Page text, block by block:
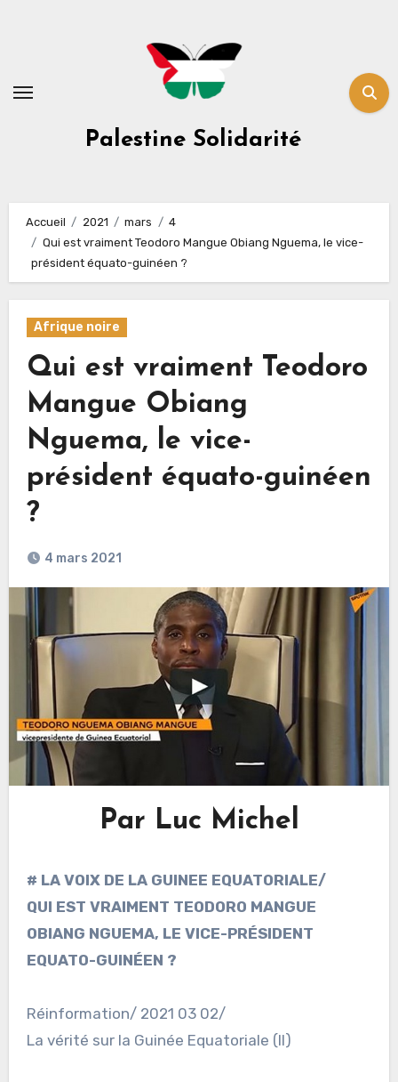
Palestine Solidarité
Accueil 2021 mars
4
Qui est vraiment Teodoro Mangue Obiang Nguema, le vice-
président équato-guinéen ?
Afrique noire
Qui est vraiment Teodoro
Mangue Obiang
Nguema, le vice-
président équato-guinéen
?
4 mars 2021
Par Luc Michel
# LA VOIX DE LA GUINEE EQUATORIALE/
QUI EST VRAIMENT TEODORO MANGUE
OBIANG NGUEMA, LE VICE-PRÉSIDENT
EQUATO-GUINÉEN ?
Réinformation/ 2021 03 02/
La vérité sur la Guinée Equatoriale (II)